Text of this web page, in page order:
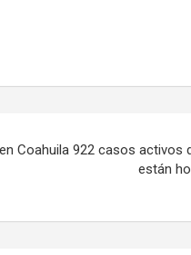
Coahuila 922 casos activos
están